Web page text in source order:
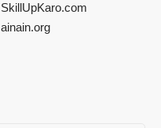
SkillUpKaro.com
ainain.org